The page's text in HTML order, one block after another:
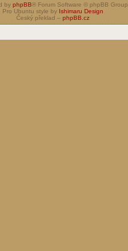
by phpBB® Forum Software © phpBB Group
Pro Ubuntu style by Ishimaru Design
Český překlad – phpBB.cz